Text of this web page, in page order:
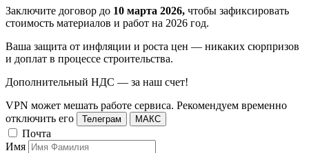
Заключите договор до 10 марта 2026, чтобы зафиксировать
стоимость материалов и работ на 2026 год.
Ваша защита от инфляции и роста цен — никаких сюрпризов
и доплат в процессе строительства.
Дополнительный НДС — за наш счет!
VPN может мешать работе сервиса. Рекомендуем временно
отключить его
Телеграм МАКС
Почта
Имя